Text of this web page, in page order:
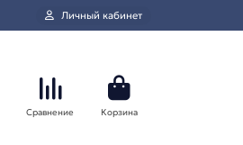
Личный кабинет
Сравнение Корзина